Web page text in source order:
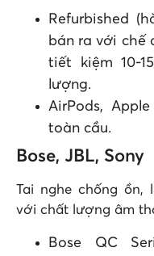
Refurbished
bán ra với chế
tiết kiệm 10-
lượng.
AirPods,
toàn cầu.
Bose, JBL, Sony
Tai nghe chống ồn,
với chất lượng âm
Bose QC